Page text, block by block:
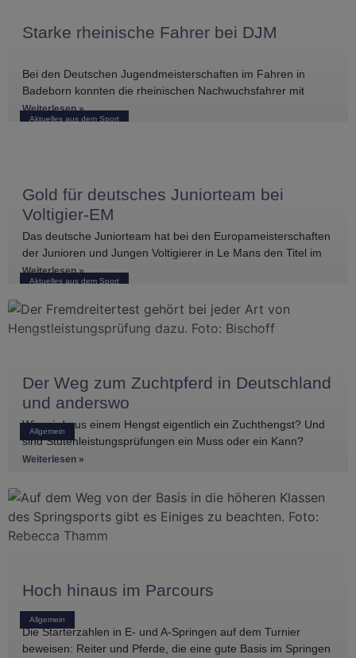
Aktuelles aus dem Sport
Starke rheinische Fahrer bei DJM
Bei den Deutschen Jugendmeisterschaften im Fahren in
Badeborn konnten die rheinischen Nachwuchsfahrer mit
mehreren vorderen Platzierungen überzeugen. Frederik
Koitka erreichte
Weiterlesen »
Aktuelles aus dem Sport
Gold für deutsches Juniorteam bei
Voltigier-EM
Das deutsche Juniorteam hat bei den Europameisterschaften
der Junioren und Jungen Voltigierer in Le Mans den Titel im
Gruppenvoltigieren gewonnen.
Weiterlesen »
Allgemein
Der Weg zum Zuchtpferd in Deutschland
und anderswo
Wie wird aus einem Hengst eigentlich ein Zuchthengst? Und
sind Stutenleistungsprüfungen ein Muss oder ein Kann?
Einblicke in die Regelwerke
Weiterlesen »
Allgemein
Hoch hinaus im Parcours
Die Starterzahlen in E- und A-Springen auf dem Turnier
beweisen: Reiter und Pferde, die eine gute Basis im Springen